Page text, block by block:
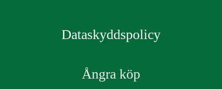
Dataskyddspolicy
Ångra köp